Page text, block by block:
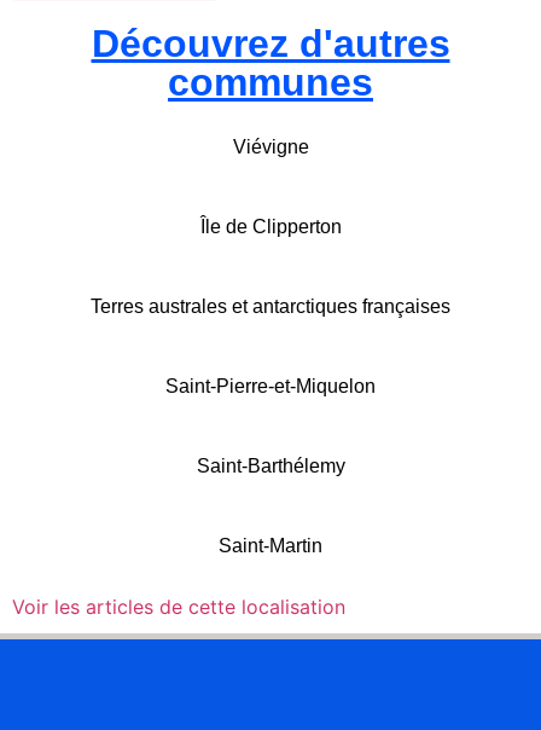
Découvrez d'autres
communes
Viévigne
Île de Clipperton
Terres australes et antarctiques françaises
Saint-Pierre-et-Miquelon
Saint-Barthélemy
Saint-Martin
Voir les articles de cette localisation